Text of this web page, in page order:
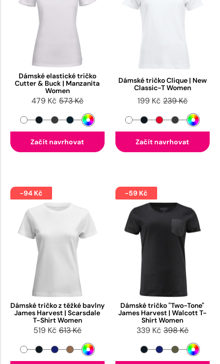
Dámské elastické tričko
Cutter & Buck | Manzanita
Women
479 Kč 573 Kč
Začít navrhovat
Dámské tričko Clique | New
Classic-T Women
199 Kč 239 Kč
Začít navrhovat
-94 Kč
Dámské tričko z těžké bavlny
James Harvest | Scarsdale
T-Shirt Women
519 Kč 613 Kč
-59 Kč
Dámské tričko "Two-Tone"
James Harvest | Walcott T-
Shirt Women
339 Kč 398 Kč